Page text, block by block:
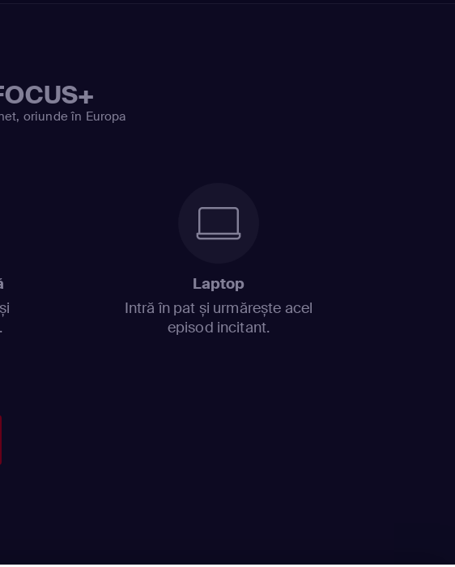
oriunde în Europa
Laptop
Intră în pat și urmărește acel
episod incitant.